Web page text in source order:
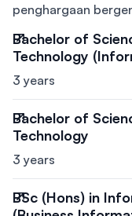
penghargaan
Bachelor of
Technology
3 years
Bachelor of
Technology
3 years
BSc (Hons) in